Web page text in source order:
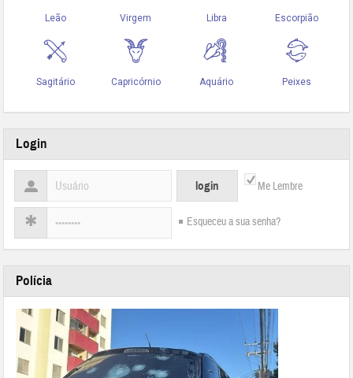
Login
Me Lembre
Esqueceu a sua senha?
Polícia